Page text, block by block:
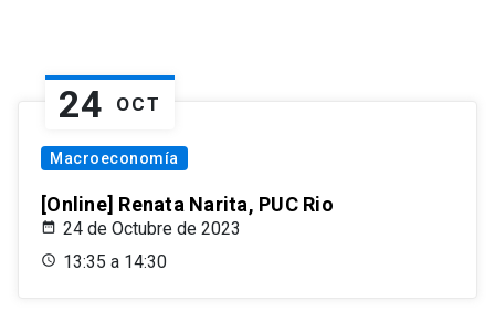
24 OCT
Macroeconomía
[Online] Renata Narita, PUC Rio
24 de Octubre de 2023
13:35 a 14:30